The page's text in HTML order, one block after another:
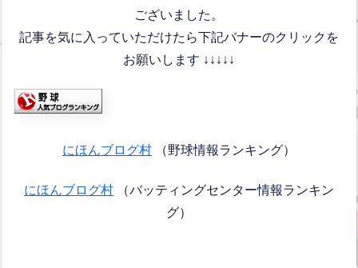
ございました。
記事を気に入っていただけたら下記バナーのクリックを
お願いします ↓↓↓↓↓
にほんブログ村 （野球情報ランキング）
にほんブログ村 （バッティングセンター情報ランキン
グ）